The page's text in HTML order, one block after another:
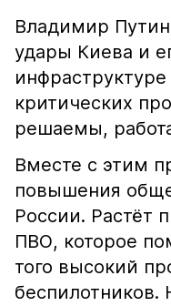
Владимир
удары Киева и
критических
решаемы,
Вместе с этим
повышения
России. Растёт
ПВО, которое
того высокий
беспилотников.